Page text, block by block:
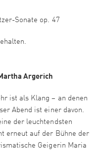
Sonate op. 47
Argerich
ist als Klang – an denen
Abend ist einer davon.
der leuchtendsten
erneut auf der Bühne der
Geigerin Maria